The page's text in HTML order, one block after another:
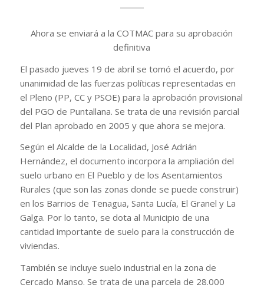
Ahora se enviará a la COTMAC para su aprobación
definitiva
El pasado jueves 19 de abril se tomó el acuerdo, por
unanimidad de las fuerzas políticas representadas en
el Pleno (PP, CC y PSOE) para la aprobación provisional
del PGO de Puntallana. Se trata de una revisión parcial
del Plan aprobado en 2005 y que ahora se mejora.
Según el Alcalde de la Localidad, José Adrián
Hernández, el documento incorpora la ampliación del
suelo urbano en El Pueblo y de los Asentamientos
Rurales (que son las zonas donde se puede construir)
en los Barrios de Tenagua, Santa Lucía, El Granel y La
Galga. Por lo tanto, se dota al Municipio de una
cantidad importante de suelo para la construcción de
viviendas.
También se incluye suelo industrial en la zona de
Cercado Manso. Se trata de una parcela de 28.000